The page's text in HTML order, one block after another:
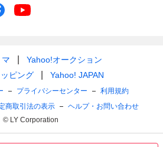
Yahoo!オークション
ピング
Yahoo! JAPAN
プライバシーセンター
利用規約
商取引法の表示
ヘルプ・お問い合わせ
© LY Corporation